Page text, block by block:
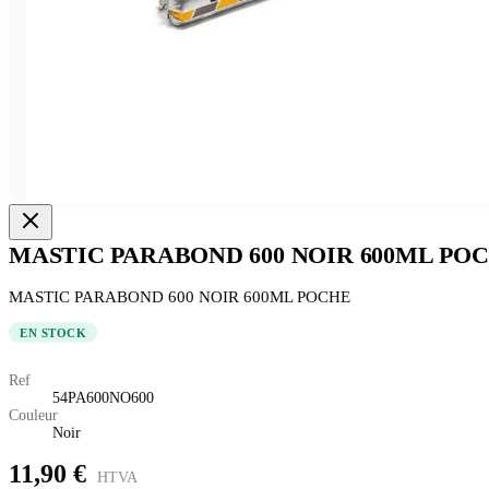
MASTIC PARABOND 600 NOIR 600ML
MASTIC PARABOND 600 NOIR 600ML POCHE
EN STOCK
Ref
54PA600NO600
Couleur
Noir
11,90 € HTVA